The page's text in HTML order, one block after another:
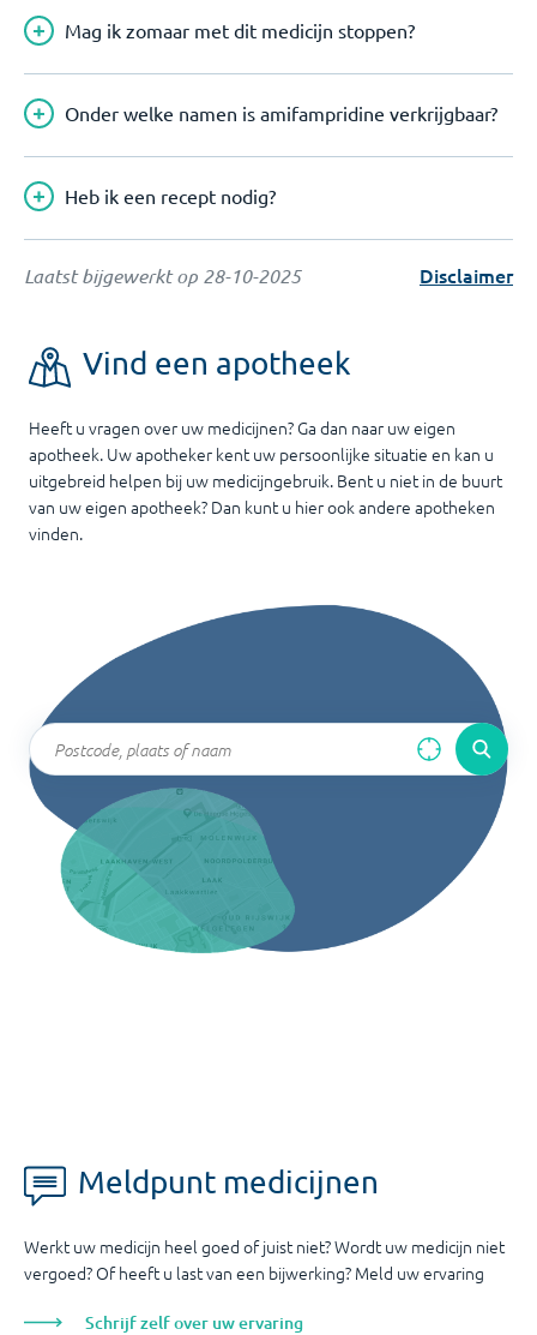
Mag ik zomaar met dit medicijn stoppen?
Onder welke namen is amifampridine verkrijgbaar?
Heb ik een recept nodig?
Laatst bijgewerkt op 28-10-2025 Disclaimer
Vind een apotheek
Heeft u vragen over uw medicijnen? Ga dan naar uw eigen
apotheek. Uw apotheker kent uw persoonlijke situatie en kan u
uitgebreid helpen bij uw medicijngebruik. Bent u niet in de buurt
van uw eigen apotheek? Dan kunt u hier ook andere apotheken
vinden.
Meldpunt medicijnen
Werkt uw medicijn heel goed of juist niet? Wordt uw medicijn niet
vergoed? Of heeft u last van een bijwerking? Meld uw ervaring
Schrijf zelf over uw ervaring